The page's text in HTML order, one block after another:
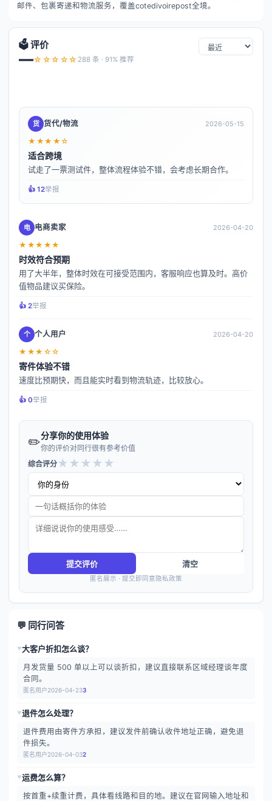
邮件、包裹寄递和物流服务，覆盖cotedivoirepost全境。
🗳️ 评价
—☆☆☆☆☆ 288 条 · 91% 推荐
货 货代/物流 2026-05-15
★★★★☆
适合跨境
试走了一票测试件，整体流程体验不错，会考虑长期合作。
👍️ 12举报
电 电商卖家 2026-04-20
★★★★★
时效符合预期
用了大半年，整体时效在可接受范围内，客服响应也算及时。高价
值物品建议买保险。
👍️ 2举报
个 个人用户 2026-04-20
★★★☆☆
寄件体验不错
速度比预期快，而且能实时看到物流轨迹，比较放心。
👍️ 0举报
✏️分享你的使用体验
你的评价对同行很有参考价值
综合评分★ ★ ★ ★ ★
提交评价 清空
匿名展示 · 提交即同意隐私政策
💬 同行问答
▶大客户折扣怎么谈？
月发货量 500 单以上可以谈折扣，建议直接联系区域经理谈年度
合同。
匿名用户2026-04-233
▶退件怎么处理？
退件费用由寄件方承担，建议发件前确认收件地址正确，避免退
件损失。
匿名用户2026-04-032
▶运费怎么算？
按首重+续重计费，具体看线路和目的地。建议在官网输入地址和